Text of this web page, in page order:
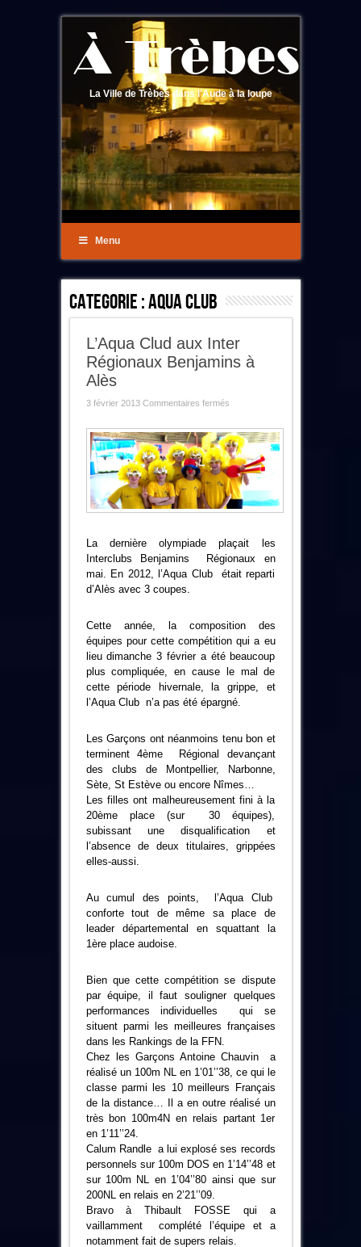
La Ville de Trèbes dans l'Aude à la loupe
Menu
Categorie :Aqua Club
L’Aqua Clud aux Inter
Régionaux Benjamins à
Alès
3 février 2013 Commentaires ferméssur
aux
Inter
Régionaux
Benjamins
à
Alès
La dernière olympiade plaçait les
Interclubs Benjamins Régionaux en
mai. En 2012, l’Aqua Club était reparti
d’Alès avec 3 coupes.
Cette année, la composition des
équipes pour cette compétition qui a eu
lieu dimanche 3 février a été beaucoup
plus compliquée, en cause le mal de
cette période hivernale, la grippe, et
l’Aqua Club n’a pas été épargné.
Les Garçons ont néanmoins tenu bon et
terminent 4ème Régional devançant
des clubs de Montpellier, Narbonne,
Sète, St Estève ou encore Nîmes…
Les filles ont malheureusement fini à la
20ème place (sur 30 équipes),
subissant une disqualification et
l’absence de deux titulaires, grippées
elles-aussi.
Au cumul des points, l’Aqua Club
conforte tout de même sa place de
leader départemental en squattant la
1ère place audoise.
Bien que cette compétition se dispute
par équipe, il faut souligner quelques
performances individuelles qui se
situent parmi les meilleures françaises
dans les Rankings de la FFN.
Chez les Garçons Antoine Chauvin a
réalisé un 100m NL en 1’01’’38, ce qui le
classe parmi les 10 meilleurs Français
de la distance… Il a en outre réalisé un
très bon 100m4N en relais partant 1er
en 1’11’’24.
Calum Randle a lui explosé ses records
personnels sur 100m DOS en 1’14’’48 et
sur 100m NL en 1’04’’80 ainsi que sur
200NL en relais en 2’21’’09.
Bravo à Thibault FOSSE qui a
vaillamment complété l’équipe et a
notamment fait de supers relais.